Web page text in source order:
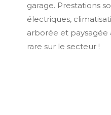
garage. Prestations
électriques,
arborée et paysagée
rare sur le secteur !